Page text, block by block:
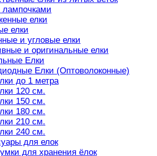
лампочками
елки
елки
и угловые елки
и оригинальные елки
Елки
Елки (Оптоволоконные)
до 1 метра
120 см.
150 см.
180 см.
210 см.
240 см.
для елок
для хранения ёлок